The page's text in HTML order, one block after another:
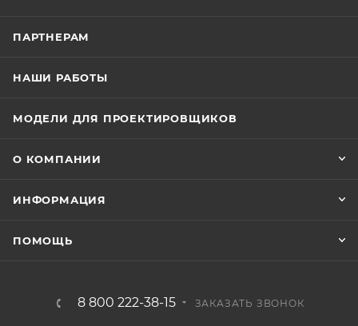
ПАРТНЕРАМ
НАШИ РАБОТЫ
МОДЕЛИ ДЛЯ ПРОЕКТИРОВЩИКОВ
О КОМПАНИИ
ИНФОРМАЦИЯ
ПОМОЩЬ
8 800 222-38-15 ЗАКАЗАТЬ ЗВОНОК